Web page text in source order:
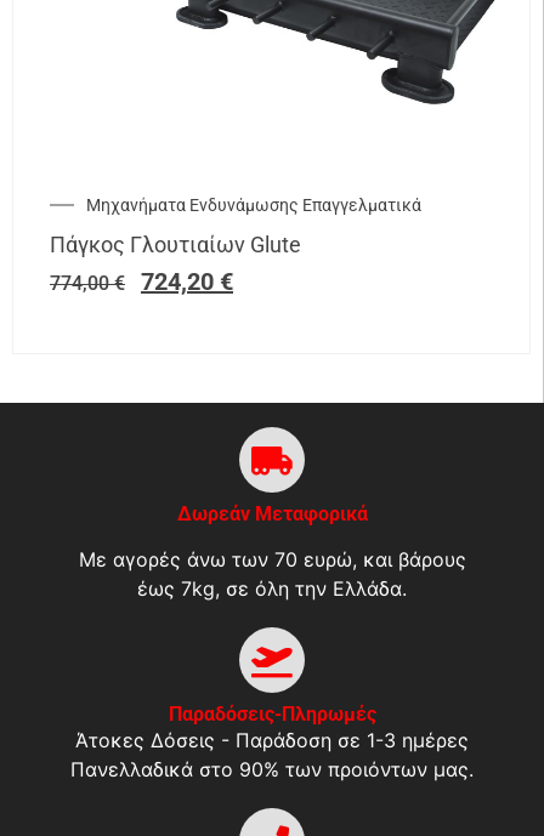
Μηχανήματα Ενδυνάμωσης Επαγγελματικά
Πάγκος Γλουτιαίων Glute
774,00€ 724,20 €
Δωρεάν Μεταφορικά
Με αγορές άνω των 70 ευρώ, και βάρους
έως 7kg, σε όλη την Ελλάδα.
Παραδόσεις-Πληρωμές
Άτοκες Δόσεις - Παράδοση σε 1-3 ημέρες
Πανελλαδικά στο 90% των προιόντων μας.